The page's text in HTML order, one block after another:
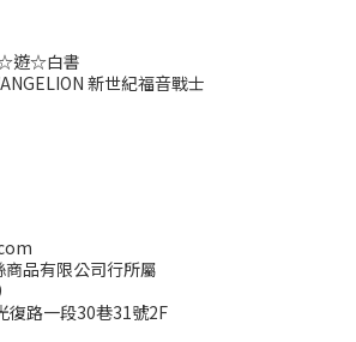
☆遊☆白書
新世紀福音戰士
品有限公司行所屬
復路一段30巷31號2F